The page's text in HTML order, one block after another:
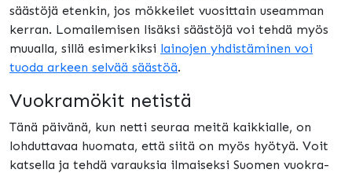
säästöjä etenkin, jos mökkeilet vuosittain useamman
kerran. Lomailemisen lisäksi säästöjä voi tehdä myös
muualla, sillä esimerkiksi lainojen yhdistäminen voi
tuoda arkeen selvää säästöä.
Vuokramökit netistä
Tänä päivänä, kun netti seuraa meitä kaikkialle, on
lohduttavaa huomata, että siitä on myös hyötyä. Voit
katsella ja tehdä varauksia ilmaiseksi Suomen vuokra-